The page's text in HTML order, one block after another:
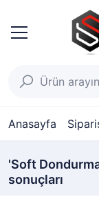
Anasayfa
'Soft
sonuçları